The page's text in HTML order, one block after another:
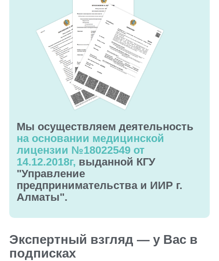
Мы осуществляем деятельность
на основании медицинской
лицензии №18022549 от
14.12.2018г, выданной КГУ
"Управление
предпринимательства и ИИР г.
Алматы".
Экспертный взгляд — у Вас в
подписках